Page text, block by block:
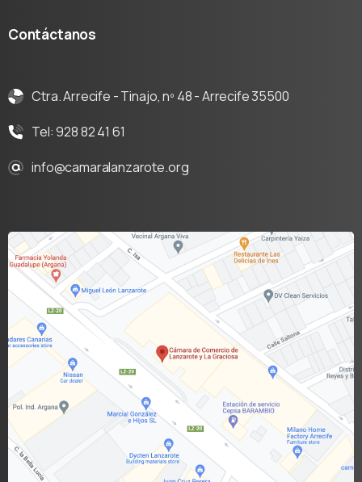
Contáctanos
Ctra. Arrecife - Tinajo, nº 48 - Arrecife 35500
Tel: 928 82 41 61
info@camaralanzarote.org